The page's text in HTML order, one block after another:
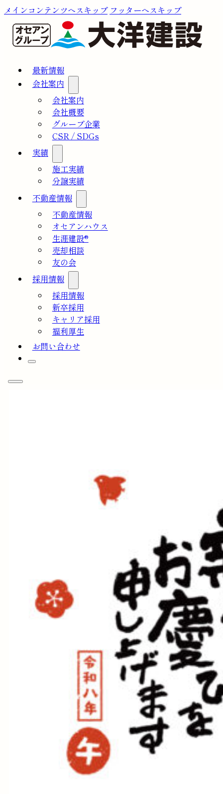
メインコンテンツへスキップ フッターへスキップ
最新情報
会社案内
会社案内
会社概要
グループ企業
CSR / SDGs
実績
施工実績
分譲実績
不動産情報
不動産情報
オセアンハウス
生涯建設®
売却相談
友の会
採用情報
採用情報
新卒採用
キャリア採用
福利厚生
お問い合わせ